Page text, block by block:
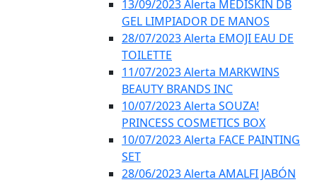
13/09/2023 Alerta MEDISKIN DB
GEL LIMPIADOR DE MANOS
28/07/2023 Alerta EMOJI EAU DE
TOILETTE
11/07/2023 Alerta MARKWINS
BEAUTY BRANDS INC
10/07/2023 Alerta SOUZA!
PRINCESS COSMETICS BOX
10/07/2023 Alerta FACE PAINTING
SET
28/06/2023 Alerta AMALFI JABÓN